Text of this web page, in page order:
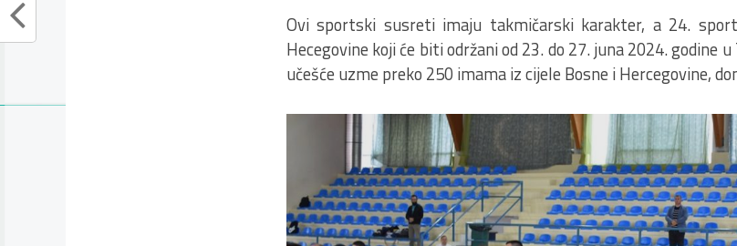
Ovi sportski susreti imaju takmičarski karakter, a 24.
Hecegovine koji će biti održani od 23. do 27. juna 2024. godine
učešće uzme preko 250 imama iz cijele Bosne i Hercegovine,